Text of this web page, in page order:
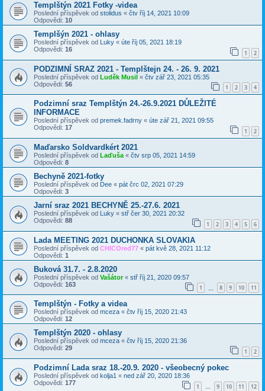
Templštýn 2021 Fotky -videa
Poslední příspěvek od stolidus « čtv říj 14, 2021 10:09
Odpovědi: 10
Templšýn 2021 - ohlasy
Poslední příspěvek od Luky « úte říj 05, 2021 18:19
Odpovědi: 16 1 2
PODZIMNÍ SRAZ 2021 - Templštejn 24. - 26. 9. 2021
Poslední příspěvek od Luděk Musil « čtv zář 23, 2021 05:35
Odpovědi: 56 1 2 3 4
Podzimní sraz Templštýn 24.-26.9.2021 DŮLEŽITÉ
INFORMACE
Poslední příspěvek od premek.fadrny « úte zář 21, 2021 09:55
Odpovědi: 17 1 2
Maďarsko Soldvardkért 2021
Poslední příspěvek od Laďuša « čtv srp 05, 2021 14:59
Odpovědi: 8
Bechyně 2021-fotky
Poslední příspěvek od Dee « pát črc 02, 2021 07:29
Odpovědi: 3
Jarní sraz 2021 BECHYNĚ 25.-27.6. 2021
Poslední příspěvek od Luky « stř čer 30, 2021 20:32
Odpovědi: 88 1 2 3 4 5 6
Lada MEETING 2021 DUCHONKA SLOVAKIA
Poslední příspěvek od CHICOred77 « pát kvě 28, 2021 11:12
Odpovědi: 1
Buková 31.7. - 2.8.2020
Poslední příspěvek od Vašátor« stř říj 21, 2020 09:57
Odpovědi: 163 1 8 9 10 11
Templštýn - Fotky a videa
Poslední příspěvek od mceza « čtv říj 15, 2020 21:43
Odpovědi: 12
Templštýn 2020 - ohlasy
Poslední příspěvek od mceza « čtv říj 15, 2020 21:36
Odpovědi: 29 1 2
Podzimní Lada sraz 18.-20.9. 2020 - všeobecný pokec
Poslední příspěvek od kolja1 « ned zář 20, 2020 18:36
Odpovědi: 177 1 … 9 10 11 12